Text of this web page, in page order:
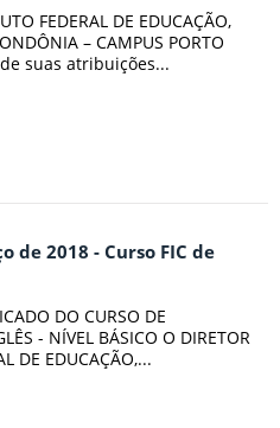
FEDERAL DE EDUCAÇÃO,
– CAMPUS PORTO
de suas atribuições...
de 2018 - Curso FIC de
DO CURSO DE
- NÍVEL BÁSICO O DIRETOR
DE EDUCAÇÃO,...